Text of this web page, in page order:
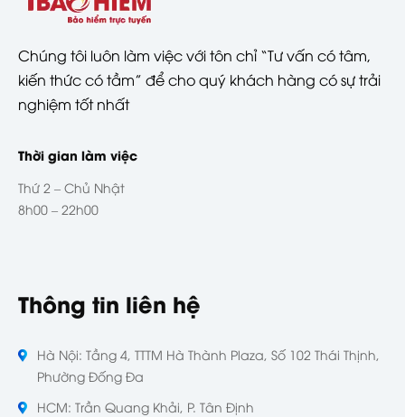
Chúng tôi luôn làm việc với tôn chỉ “Tư vấn có tâm,
kiến thức có tầm” để cho quý khách hàng có sự trải
nghiệm tốt nhất
Thời gian làm việc
Thứ 2 – Chủ Nhật
8h00 – 22h00
Thông tin liên hệ
Hà Nội: Tầng 4, TTTM Hà Thành Plaza, Số 102 Thái Thịnh,
Phường Đống Đa
HCM: Trần Quang Khải, P. Tân Định